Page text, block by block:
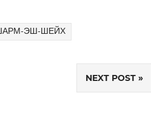
ЭШ-ШЕЙХ
NEXT POST